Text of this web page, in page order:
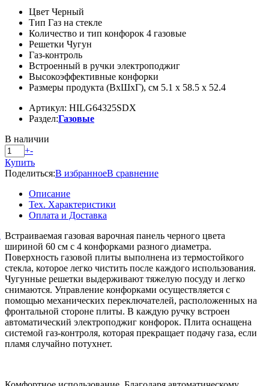
Цвет Черный
Тип Газ на стекле
Количество и тип конфорок 4 газовые
Решетки Чугун
Газ-контроль
Встроенный в ручки электроподжиг
Высокоэффективные конфорки
Размеры продукта (ВхШхГ), см 5.1 х 58.5 х 52.4
Артикул: HILG64325SDX
Раздел:Газовые
В наличии
+-
Купить
Поделиться:В избранноеВ сравнение
Описание
Тех. Характеристики
Оплата и Доставка
Встраиваемая газовая варочная панель черного цвета
шириной 60 см с 4 конфорками разного диаметра.
Поверхность газовой плиты выполнена из термостойкого
стекла, которое легко чистить после каждого использования.
Чугунные решетки выдерживают тяжелую посуду и легко
снимаются. Управление конфорками осуществляется с
помощью механических переключателей, расположенных на
фронтальной стороне плиты. В каждую ручку встроен
автоматический электроподжиг конфорок. Плита оснащена
системой газ-контроля, которая прекращает подачу газа, если
пламя случайно потухнет.